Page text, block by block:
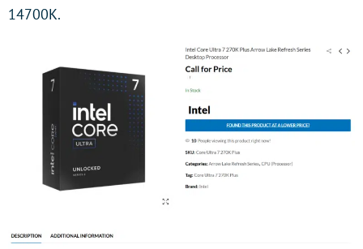
14700K.